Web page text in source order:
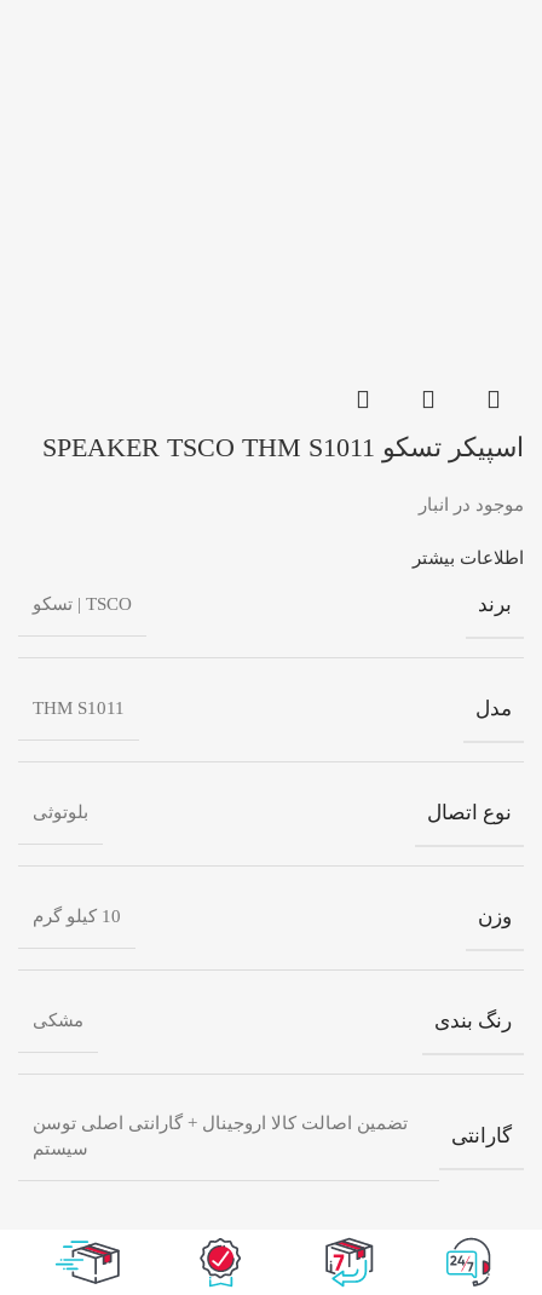
اسپیکر تسکو SPEAKER TSCO THM S1011
موجود در انبار
اطلاعات بیشتر
برند TSCO | تسکو
مدل THM S1011
نوع اتصال بلوتوثی
وزن 10 کیلو گرم
رنگ بندی مشکی
گارانتی
تضمین اصالت کالا اروجینال + گارانتی اصلی توسن
سیستم